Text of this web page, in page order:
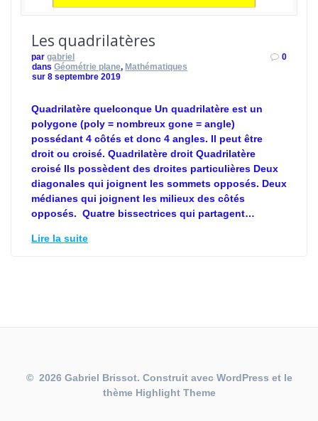
Les quadrilatères
par gabriel
dansGéométrie plane, Mathématiques
sur 8 septembre 2019
0
Quadrilatère quelconque Un quadrilatère est un
polygone (poly = nombreux gone = angle)
possédant 4 côtés et donc 4 angles. Il peut être
droit ou croisé. Quadrilatère droit Quadrilatère
croisé Ils possèdent des droites particulières Deux
diagonales qui joignent les sommets opposés. Deux
médianes qui joignent les milieux des côtés
opposés. Quatre bissectrices qui partagent…
Lire la suite
© 2026 Gabriel Brissot. Construit avec WordPress et le
thème Highlight Theme